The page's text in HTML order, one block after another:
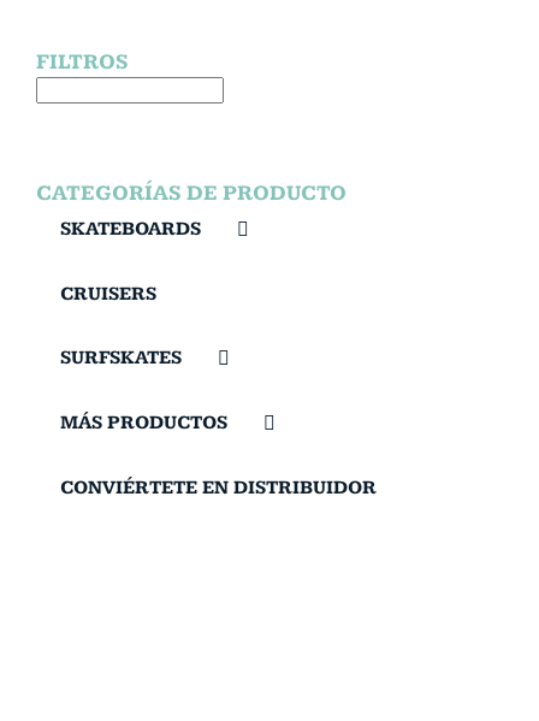
FILTROS
CATEGORÍAS DE PRODUCTO
SKATEBOARDS
CRUISERS
SURFSKATES
MÁS PRODUCTOS
CONVIÉRTETE EN DISTRIBUIDOR